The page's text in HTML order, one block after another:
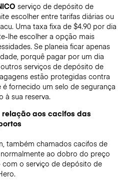
serviço de depósito de
escolher entre tarifas diárias ou
Uma taxa fixa de $4.90 por dia
lhe escolher a opção mais
Se planeia ficar apenas
porquê pagar por um dia
serviços de depósito de
estão protegidas contra
fornecido um selo de segurança
à sua reserva.
aos cacifos das
também chamados cacifos de
ao dobro do preço
o serviço de depósito de